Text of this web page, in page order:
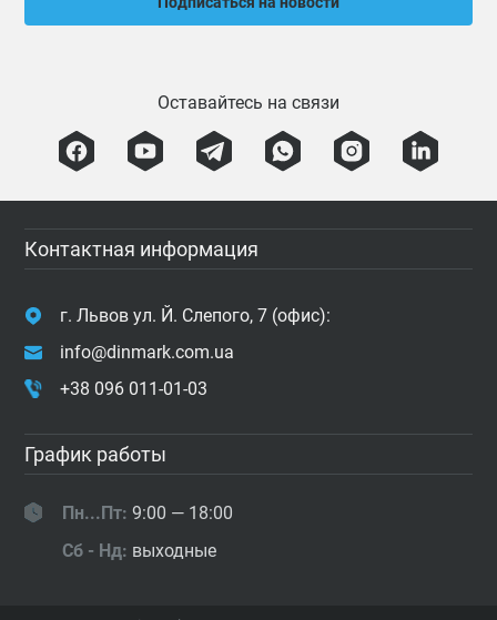
Оставайтесь на связи
Контактная информация
г. Львов ул. Й. Слепого, 7 (офис):
info@dinmark.com.ua
+38 096 011-01-03
График работы
Пн...Пт: 9:00 — 18:00
Сб - Нд: выходные